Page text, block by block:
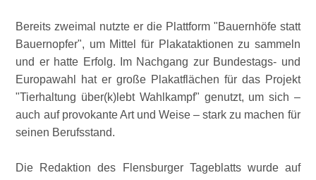
Bereits zweimal nutzte er die Plattform
Bauernhöfe statt
Bauernopfer , um Mittel für Plakataktionen zu sammeln
und er hatte Erfolg. Im Nachgang zur Bundestags- und
Europawahl hat er große Plakatflächen für das Projekt
Tierhaltung über(k)lebt Wahlkampf
genutzt, um sich –
auch auf provokante Art und Weise – stark zu machen für
seinen Berufsstand.
Die Redaktion des Flensburger Tageblatts wurde auf